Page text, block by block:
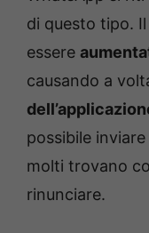
di questo tipo.
essere
causando a
possibile
molti trovano
rinunciare.